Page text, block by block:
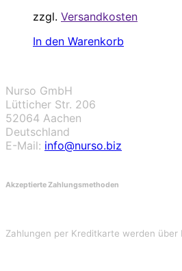
zzgl. Versandkosten
In den Warenkorb
Nurso GmbH
Lütticher Str. 206
52064 Aachen
Deutschland
E-Mail: info@nurso.biz
Akzeptierte Zahlungsmethoden
Zahlungen per Kreditkarte werden über